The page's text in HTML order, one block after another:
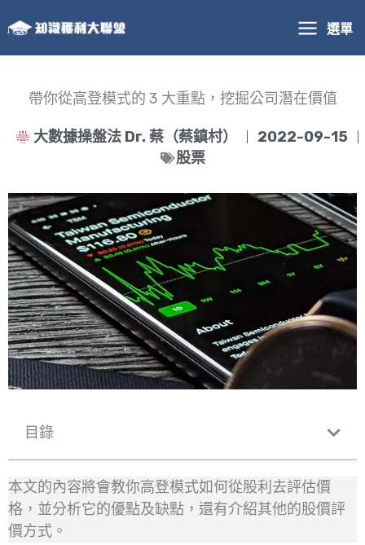
至
主
選單
帶你從高登模式的 3 大重點，挖掘公司潛在價值
大數據操盤法 Dr. 蔡（蔡鎮村）
2022-09-15
股票
目錄
本文的內容將會教你高登模式如何從股利去評估價
格，並分析它的優點及缺點，還有介紹其他的股價評
價方式。